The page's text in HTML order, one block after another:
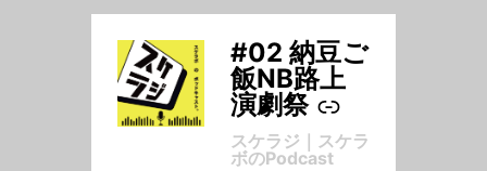
#02 納豆ご
飯NB路上
演劇祭
-
スケラジ｜スケラ
ボのPodcast